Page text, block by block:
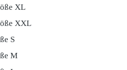
XL
XXL
S
M